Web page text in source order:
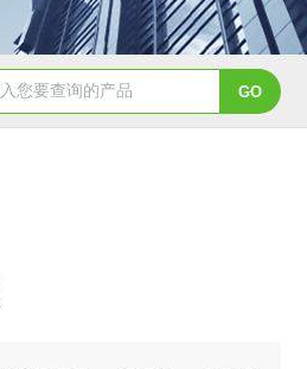
Aqualysis 300自来水消毒检测余氯/